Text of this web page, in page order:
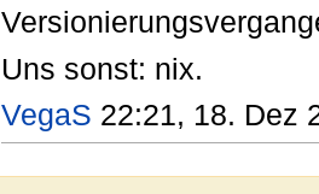
Uns sonst: nix.
VegaS 22:21, 18. Dez